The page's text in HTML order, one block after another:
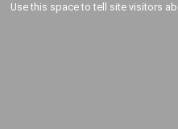
Use this space to tell site visitors